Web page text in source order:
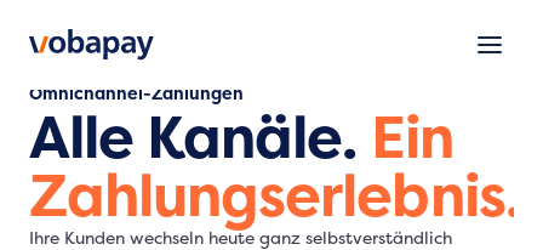
Omnichannel-Zahlungen
Alle Kanäle. Ein
Zahlungserlebnis.
Ihre Kunden wechseln heute ganz selbstverständlich